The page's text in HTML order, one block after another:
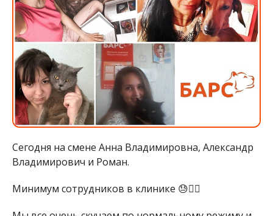
Сегодня на смене Анна Владимировна, Александр
Владимирович и Роман.
Минимум сотрудников в клинике 😓🤷‍♀️